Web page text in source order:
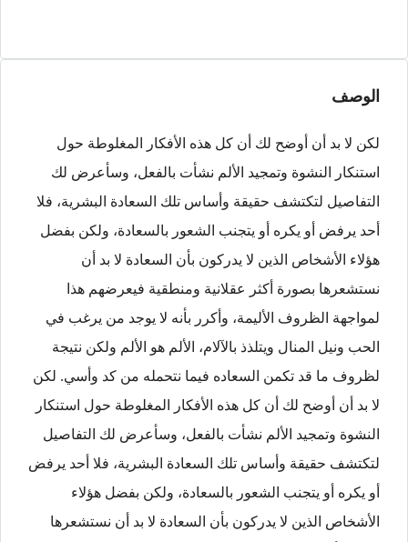
الوصف
لكن لا بد أن أوضح لك أن كل هذه الأفكار المغلوطة حول
استنكار النشوة وتمجيد الألم نشأت بالفعل، وسأعرض لك
التفاصيل لتكتشف حقيقة وأساس تلك السعادة البشرية، فلا
أحد يرفض أو يكره أو يتجنب الشعور بالسعادة، ولكن بفضل
هؤلاء الأشخاص الذين لا يدركون بأن السعادة لا بد أن
نستشعرها بصورة أكثر عقلانية ومنطقية فيعرضهم هذا
لمواجهة الظروف الأليمة، وأكرر بأنه لا يوجد من يرغب في
الحب ونيل المنال ويتلذذ بالآلام، الألم هو الألم ولكن نتيجة
لظروف ما قد تكمن السعاده فيما نتحمله من كد وأسي. لكن
لا بد أن أوضح لك أن كل هذه الأفكار المغلوطة حول استنكار
النشوة وتمجيد الألم نشأت بالفعل، وسأعرض لك التفاصيل
لتكتشف حقيقة وأساس تلك السعادة البشرية، فلا أحد يرفض
أو يكره أو يتجنب الشعور بالسعادة، ولكن بفضل هؤلاء
الأشخاص الذين لا يدركون بأن السعادة لا بد أن نستشعرها